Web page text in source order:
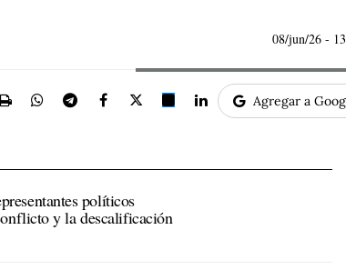
08/jun/26 -
Agregar a
políticos
y la descalificación